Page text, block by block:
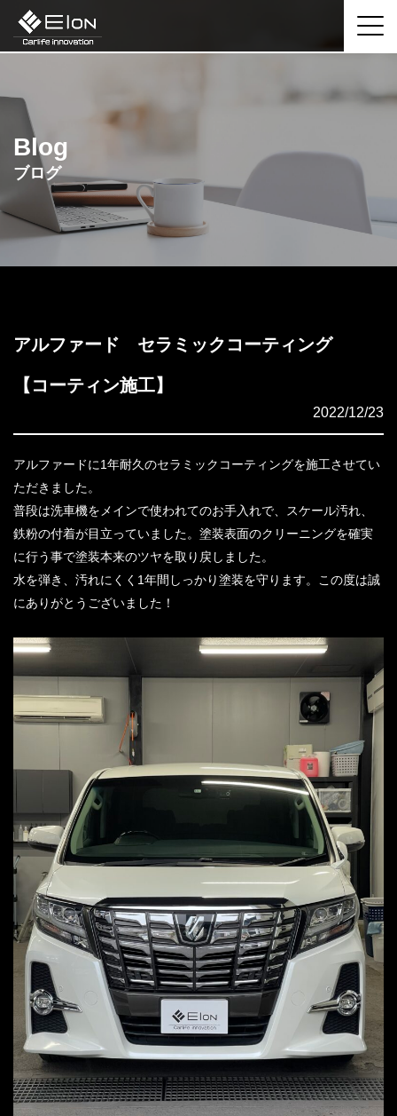
Blog
ブログ
アルファード セラミックコーティング
【コーティン施工】
2022/12/23
アルファードに1年耐久のセラミックコーティングを施工させてい
ただきました。
普段は洗車機をメインで使われてのお手入れで、スケール汚れ、
鉄粉の付着が目立っていました。塗装表面のクリーニングを確実
に行う事で塗装本来のツヤを取り戻しました。
水を弾き、汚れにくく1年間しっかり塗装を守ります。この度は誠
にありがとうございました！